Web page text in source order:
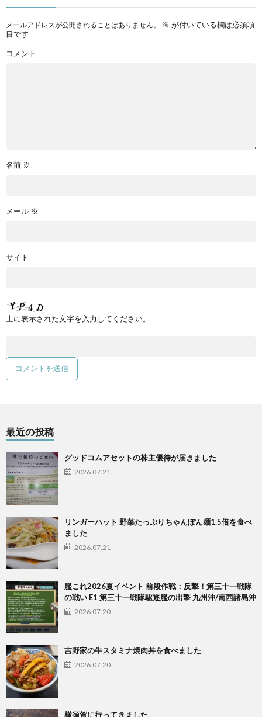
メールアドレスが公開されることはありません。 ※ が付いている欄は必須項
目です
コメント
名前 ※
メール ※
サイト
上に表示された文字を入力してください。
最近の投稿
グッドコムアセットの株主優待が届きました
2026.07.21
リンガーハット 野菜たっぷりちゃんぽん麺1.5倍を食べ
ました
2026.07.21
艦これ2026夏イベント 前段作戦：反撃！第三十一戦隊
の戦い E1 第三十一戦隊駆逐艦の出撃 九州沖/南西諸島沖
2026.07.20
吉野家の牛スタミナ焼肉丼を食べました
2026.07.20
横須賀に行ってきました